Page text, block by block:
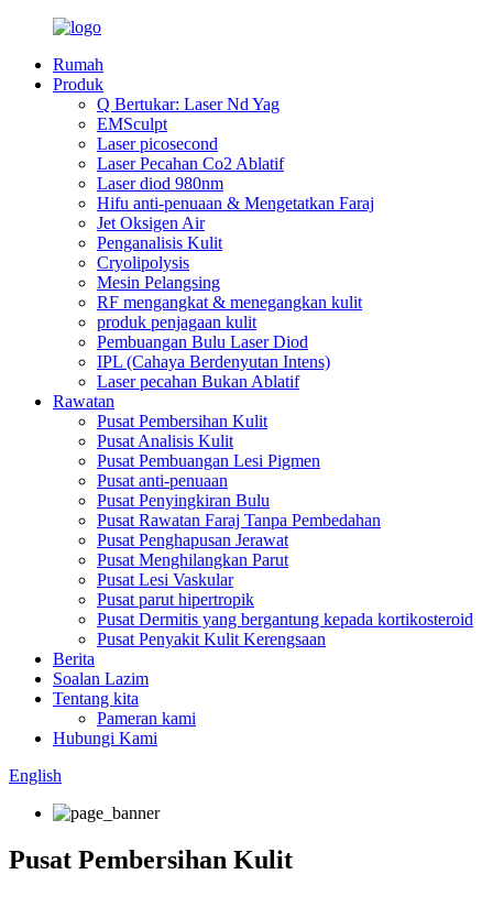
Rumah
Produk
Q Bertukar: Laser Nd Yag
EMSculpt
Laser picosecond
Laser Pecahan Co2 Ablatif
Laser diod 980nm
Hifu anti-penuaan & Mengetatkan Faraj
Jet Oksigen Air
Penganalisis Kulit
Cryolipolysis
Mesin Pelangsing
RF mengangkat & menegangkan kulit
produk penjagaan kulit
Pembuangan Bulu Laser Diod
IPL (Cahaya Berdenyutan Intens)
Laser pecahan Bukan Ablatif
Rawatan
Pusat Pembersihan Kulit
Pusat Analisis Kulit
Pusat Pembuangan Lesi Pigmen
Pusat anti-penuaan
Pusat Penyingkiran Bulu
Pusat Rawatan Faraj Tanpa Pembedahan
Pusat Penghapusan Jerawat
Pusat Menghilangkan Parut
Pusat Lesi Vaskular
Pusat parut hipertropik
Pusat Dermitis yang bergantung kepada kortikosteroid
Pusat Penyakit Kulit Kerengsaan
Berita
Soalan Lazim
Tentang kita
Pameran kami
Hubungi Kami
English
Pusat Pembersihan Kulit